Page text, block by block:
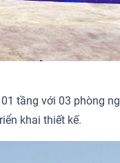
tầng với 03 phòng
khai thiết kế.